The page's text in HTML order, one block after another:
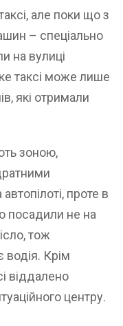
але поки що з
– спеціально
на вулиці
таксі може лише
які отримали
зоною,
проте в
посадили не на
тож
водія. Крім
віддалено
центру.